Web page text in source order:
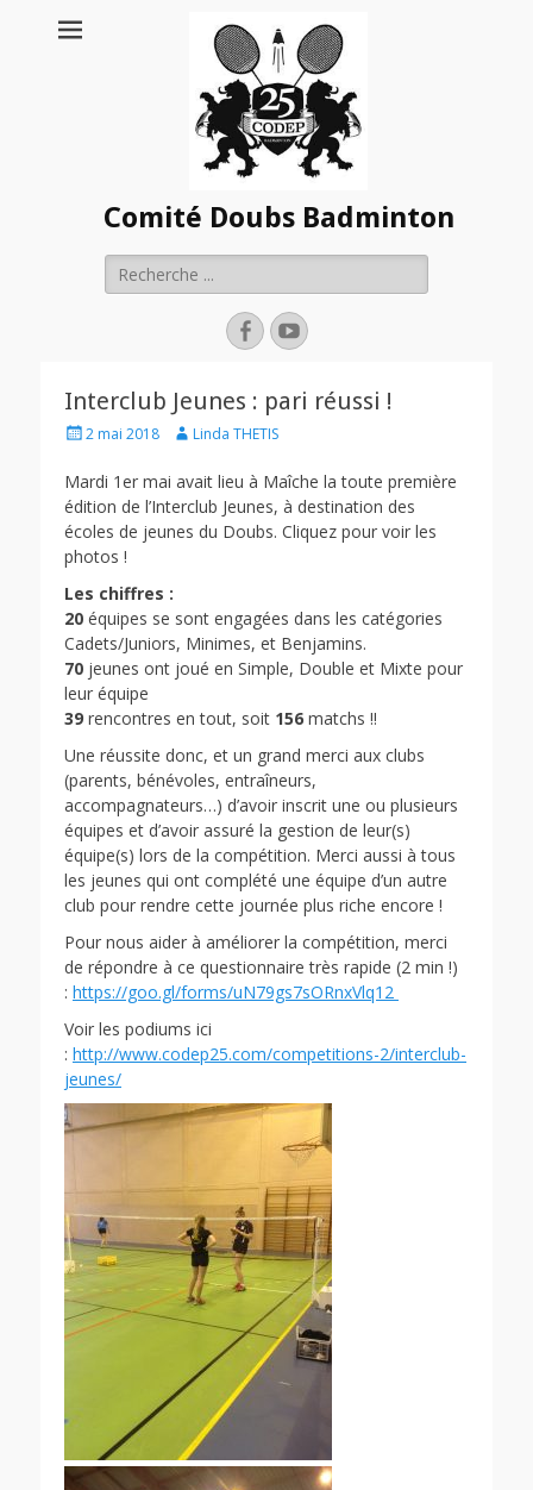
Comité Doubs Badminton
Rechercher :
FacebookYouTube
Interclub Jeunes : pari réussi !
Posted2 mai 2018 AuthorLinda THETIS
Mardi 1er mai avait lieu à Maîche la toute première
édition de l’Interclub Jeunes, à destination des
écoles de jeunes du Doubs. Cliquez pour voir les
photos !
Les chiffres :
20 équipes se sont engagées dans les catégories
Cadets/Juniors, Minimes, et Benjamins.
70 jeunes ont joué en Simple, Double et Mixte pour
leur équipe
39 rencontres en tout, soit 156 matchs !!
Une réussite donc, et un grand merci aux clubs
(parents, bénévoles, entraîneurs,
accompagnateurs…) d’avoir inscrit une ou plusieurs
équipes et d’avoir assuré la gestion de leur(s)
équipe(s) lors de la compétition. Merci aussi à tous
les jeunes qui ont complété une équipe d’un autre
club pour rendre cette journée plus riche encore !
Pour nous aider à améliorer la compétition, merci
de répondre à ce questionnaire très rapide (2 min !)
: https://goo.gl/forms/uN79gs7sORnxVlq12
Voir les podiums ici
: http://www.codep25.com/competitions-2/interclub-
jeunes/